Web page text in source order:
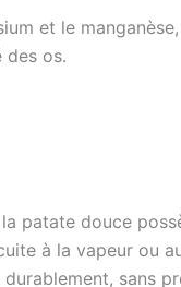
et le
des os.
patate douce
à la vapeur ou
durablement, sans